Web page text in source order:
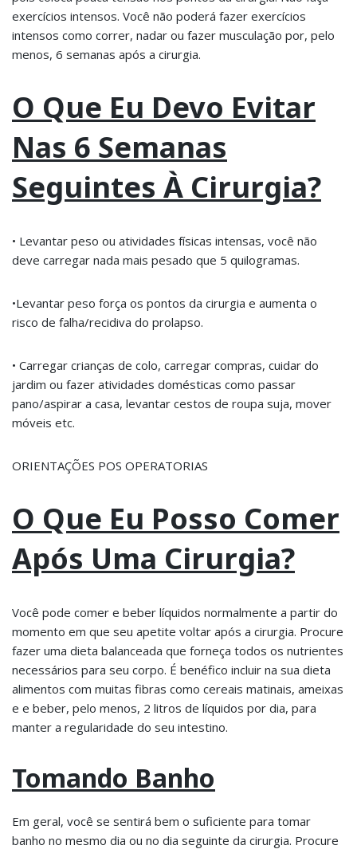
exercícios intensos. Você não poderá fazer exercícios
intensos como correr, nadar ou fazer musculação por, pelo
menos, 6 semanas após a cirurgia.
O Que Eu Devo Evitar
Nas 6 Semanas
Seguintes À Cirurgia?
• Levantar peso ou atividades físicas intensas, você não
deve carregar nada mais pesado que 5 quilogramas.
•Levantar peso força os pontos da cirurgia e aumenta o
risco de falha/recidiva do prolapso.
• Carregar crianças de colo, carregar compras, cuidar do
jardim ou fazer atividades domésticas como passar
pano/aspirar a casa, levantar cestos de roupa suja, mover
móveis etc.
ORIENTAÇÕES POS OPERATORIAS
O Que Eu Posso Comer
Após Uma Cirurgia?
Você pode comer e beber líquidos normalmente a partir do
momento em que seu apetite voltar após a cirurgia. Procure
fazer uma dieta balanceada que forneça todos os nutrientes
necessários para seu corpo. É benéfico incluir na sua dieta
alimentos com muitas fibras como cereais matinais, ameixas
e e beber, pelo menos, 2 litros de líquidos por dia, para
manter a regularidade do seu intestino.
Tomando Banho
Em geral, você se sentirá bem o suficiente para tomar
banho no mesmo dia ou no dia seguinte da cirurgia. Procure